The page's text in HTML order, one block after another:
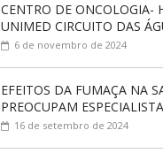
CENTRO DE ONCOLOGIA-
UNIMED CIRCUITO DAS
6 de novembro de 2024
EFEITOS DA FUMAÇA NA
PREOCUPAM
16 de setembro de 2024